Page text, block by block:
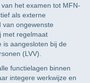
het examen tot MFN-
als externe
van ongewenste
met regelmaat
is aangesloten bij de
(LVV).
functielagen binnen
integere werkwijze en